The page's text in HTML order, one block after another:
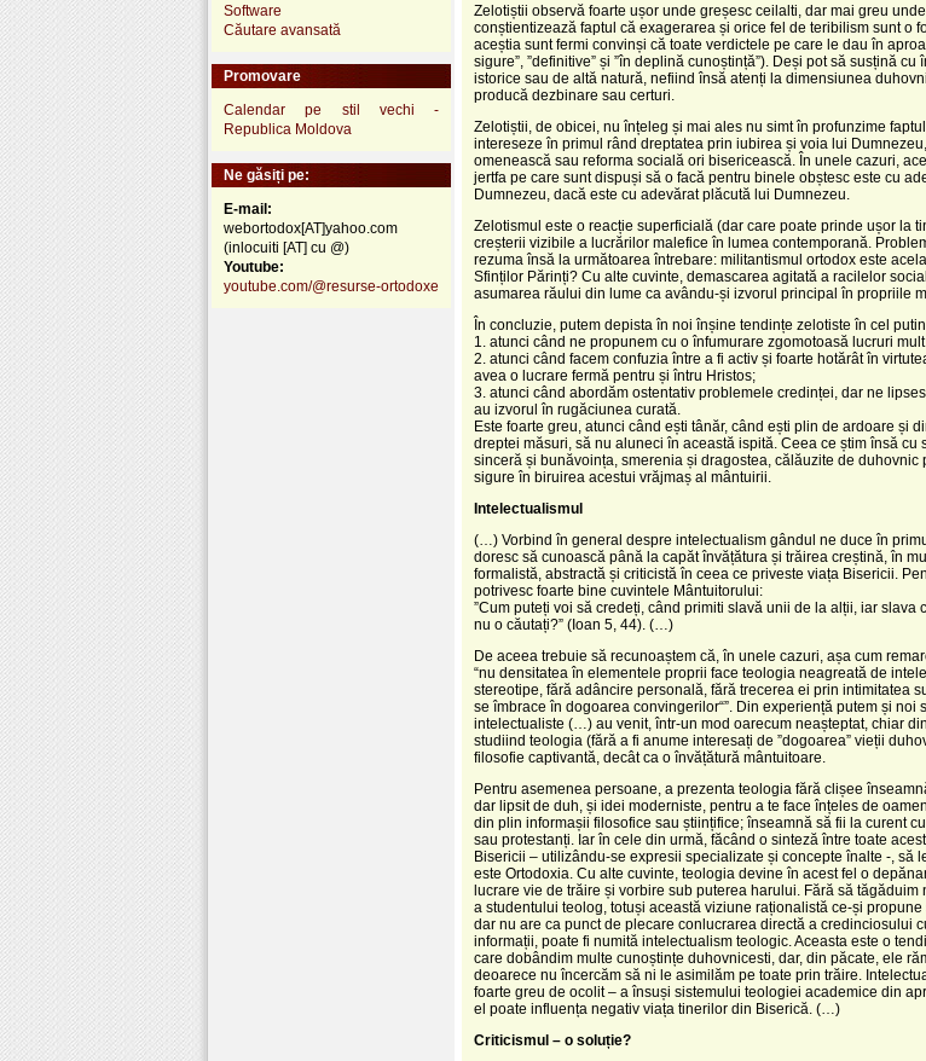
Zelotiștii observă foarte ușor unde greșesc ceilalti, dar mai greu
conștientizează faptul că exagerarea și orice fel de teribilism sunt o
aceștia sunt fermi convinși că toate verdictele pe care le dau în
sigure”, ”definitive” și ”în deplină cunoștință”). Deși pot să susțină
istorice sau de altă natură, nefiind însă atenți la dimensiunea
producă dezbinare sau certuri.
Zelotiștii, de obicei, nu înțeleg și mai ales nu simt în profunzime
intereseze în primul rând dreptatea prin iubirea și voia lui
omenească sau reforma socială ori bisericească. În unele cazuri,
jertfa pe care sunt dispuși să o facă pentru binele obștesc este cu
Dumnezeu, dacă este cu adevărat plăcută lui Dumnezeu.
Zelotismul este o reacție superficială (dar care poate prinde ușor la
creșterii vizibile a lucrărilor malefice în lumea contemporană.
rezuma însă la următoarea întrebare: militantismul ortodox este
Sfinților Părinți? Cu alte cuvinte, demascarea agitată a racilelor
asumarea răului din lume ca avându-și izvorul principal în propriile
În concluzie, putem depista în noi înșine tendințe zelotiste în cel
1. atunci când ne propunem cu o înfumurare zgomotoasă lucruri
2. atunci când facem confuzia între a fi activ și foarte hotărât în
avea o lucrare fermă pentru și întru Hristos;
3. atunci când abordăm ostentativ problemele credinței, dar ne
au izvorul în rugăciunea curată.
Este foarte greu, atunci când ești tânăr, când ești plin de ardoare și
dreptei măsuri, să nu aluneci în această ispită. Ceea ce știm însă cu
sinceră și bunăvoința, smerenia și dragostea, călăuzite de duhovnic
sigure în biruirea acestui vrăjmaș al mântuirii.
Intelectualismul
(…) Vorbind în general despre intelectualism gândul ne duce în
doresc să cunoască până la capăt învățătura și trăirea creștină, în
formalistă, abstractă și criticistă în ceea ce priveste viața Bisericii.
potrivesc foarte bine cuvintele Mântuitorului:
”Cum puteți voi să credeți, când primiti slavă unii de la alții, iar slava
nu o căutați?” (Ioan 5, 44). (…)
De aceea trebuie să recunoaștem că, în unele cazuri, așa cum
“nu densitatea în elementele proprii face teologia neagreată de
stereotipe, fără adâncire personală, fără trecerea ei prin intimitatea
se îmbrace în dogoarea convingerilor“”. Din experiență putem și noi
intelectualiste (…) au venit, într-un mod oarecum neașteptat, chiar
studiind teologia (fără a fi anume interesați de ”dogoarea” vieții
filosofie captivantă, decât ca o învățătură mântuitoare.
Pentru asemenea persoane, a prezenta teologia fără clișee
dar lipsit de duh, și idei moderniste, pentru a te face înțeles de
din plin informașii filosofice sau științifice; înseamnă să fii la curent
sau protestanți. Iar în cele din urmă, făcând o sinteză între toate
Bisericii – utilizându-se expresii specializate și concepte înalte -, să
este Ortodoxia. Cu alte cuvinte, teologia devine în acest fel o
lucrare vie de trăire și vorbire sub puterea harului. Fără să
a studentului teolog, totuși această viziune raționalistă ce-și propune
dar nu are ca punct de plecare conlucrarea directă a credinciosului
informații, poate fi numită intelectualism teologic. Aceasta este o
care dobândim multe cunoștințe duhovnicesti, dar, din păcate, ele
deoarece nu încercăm să ni le asimilăm pe toate prin trăire.
foarte greu de ocolit – a însuși sistemului teologiei academice din
el poate influența negativ viața tinerilor din Biserică. (…)
Criticismul – o soluție?
Software
Căutare avansată
Promovare
Calendar pe stil vechi -
Republica Moldova
Ne găsiți pe:
E-mail:
webortodox[AT]yahoo.com
(inlocuiti [AT] cu @)
Youtube:
youtube.com/@resurse-ortodoxe